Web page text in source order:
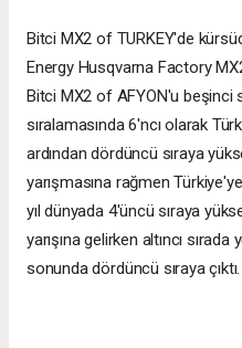
Bitci MX2 of TURKEY'de
Energy Husqvarna Factory
Bitci MX2 of AFYON'u beşinci
sıralamasında 6'ncı olarak
ardından dördüncü sıraya
yarışmasına rağmen
yıl dünyada 4'üncü sıraya
yarışına gelirken altıncı
sonunda dördüncü sıraya çıktı.